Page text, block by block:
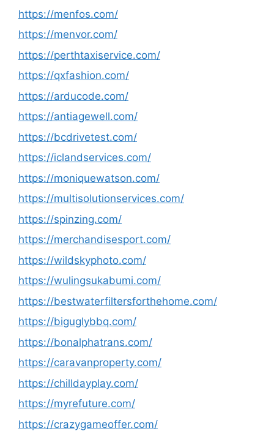
https://menfos.com/
https://menvor.com/
https://perthtaxiservice.com/
https://qxfashion.com/
https://arducode.com/
https://antiagewell.com/
https://bcdrivetest.com/
https://iclandservices.com/
https://moniquewatson.com/
https://multisolutionservices.com/
https://spinzing.com/
https://merchandisesport.com/
https://wildskyphoto.com/
https://wulingsukabumi.com/
https://bestwaterfiltersforthehome.com/
https://biguglybbq.com/
https://bonalphatrans.com/
https://caravanproperty.com/
https://chilldayplay.com/
https://myrefuture.com/
https://crazygameoffer.com/